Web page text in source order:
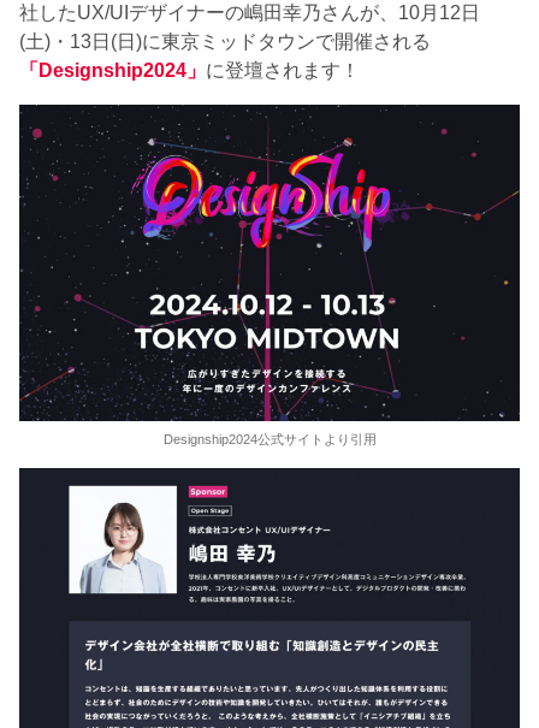
社したUX/UIデザイナーの嶋田幸乃さんが、10月12日
(土)・13日(日)に東京ミッドタウンで開催される
「Designship2024」 に登壇されます！
Designship2024公式サイトより引用